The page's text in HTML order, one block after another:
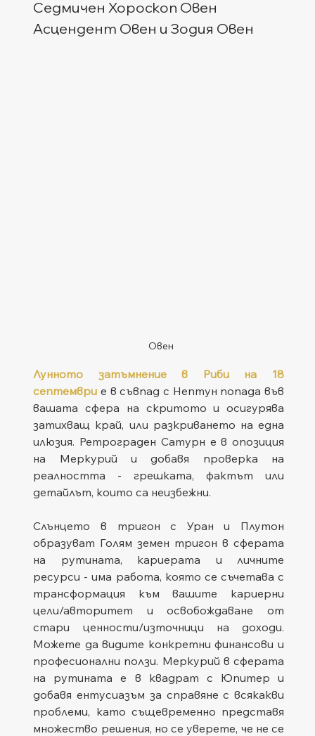
Седмичен Хороскоп Овен
Асцендент Овен и Зодия Овен
Овен
Лунното затъмнение в Риби на 18
септември е в съвпад с Нептун попада във
вашата сфера на скритото и осигурява
затихващ край, или разкриването на една
илюзия. Ретрограден Сатурн е в опозиция
на Меркурий и добавя проверка на
реалността - грешката, фактът или
детайлът, които са неизбежни.
Слънцето в тригон с Уран и Плутон
образуват Голям земен тригон в сферата
на рутината, кариерата и личните
ресурси - има работа, която се съчетава с
трансформация към вашите кариерни
цели/авторитет и освобождаване от
стари ценности/източници на доходи.
Можете да видите конкретни финансови и
професионални ползи. Меркурий в сферата
на рутината е в квадрат с Юпитер и
добавя ентусиазъм за справяне с всякакви
проблеми, като същевременно представя
множество решения, но се уверете, че не се